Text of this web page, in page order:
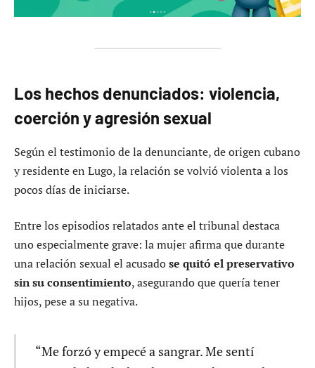
Los hechos denunciados: violencia,
coerción y agresión sexual
Según el testimonio de la denunciante, de origen cubano
y residente en Lugo, la relación se volvió violenta a los
pocos días de iniciarse.
Entre los episodios relatados ante el tribunal destaca
uno especialmente grave: la mujer afirma que durante
una relación sexual el acusadose quitó el preservativo
sin su consentimiento, asegurando que quería tener
hijos, pese a su negativa.
“Me forzó y empecé a sangrar. Me sentí